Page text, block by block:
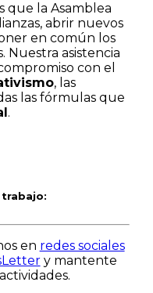
que la Asamblea
abrir nuevos
en común los
Nuestra asistencia
con el
, las
las fórmulas que
.
en redes sociales
y mantente